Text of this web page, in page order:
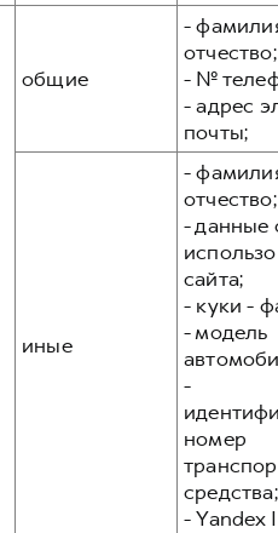
общие
-
отчество;
- №
- адрес
почты;
иные
-
отчество;
- данные
сайта;
- куки -
- модель
-
номер
средства;
- Yandex